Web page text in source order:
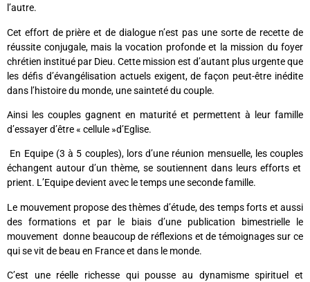
l’autre.
Cet effort de prière et de dialogue n’est pas une sorte de recette de
réussite conjugale, mais la vocation profonde et la mission du foyer
chrétien institué par Dieu. Cette mission est d’autant plus urgente que
les défis d’évangélisation actuels exigent, de façon peut-être inédite
dans l’histoire du monde, une sainteté du couple.
Ainsi les couples gagnent en maturité et permettent à leur famille
d’essayer d’être « cellule »d’Eglise.
En Equipe (3 à 5 couples), lors d’une réunion mensuelle, les couples
échangent autour d’un thème, se soutiennent dans leurs efforts et
prient. L’Equipe devient avec le temps une seconde famille.
Le mouvement propose des thèmes d’étude, des temps forts et aussi
des formations et par le biais d’une publication bimestrielle le
mouvement donne beaucoup de réflexions et de témoignages sur ce
qui se vit de beau en France et dans le monde.
C’est une réelle richesse qui pousse au dynamisme spirituel et